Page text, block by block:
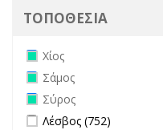
ΤΟΠΟΘΕΣΙΑ
Remove Χίος filter
Χίος
Remove Σάμος filter
Σάμος
Remove Σύρος filter
Σύρος
Apply Λέσβος filter
Λέσβος (752)